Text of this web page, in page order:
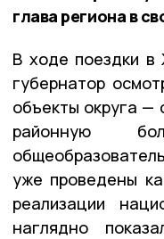
глава региона в
В ходе поездки в
губернатор
объекты округа —
районную
уже проведены
реализации
наглядно